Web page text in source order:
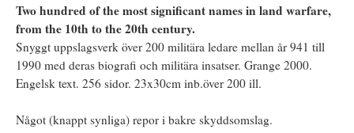
Two hundred of the most significant names in land warfare,
from the 10th to the 20th century.
Snyggt uppslagsverk över 200 militära ledare mellan år 941 till
1990 med deras biografi och militära insatser. Grange 2000.
Engelsk text. 256 sidor. 23x30cm inb.över 200 ill.
Något (knappt synliga) repor i bakre skyddsomslag.